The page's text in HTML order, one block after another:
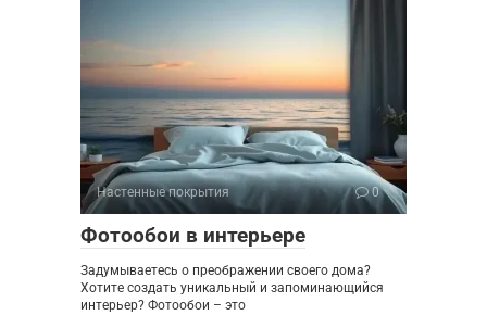
Настенные покрытия 0
Фотообои в интерьере
Задумываетесь о преображении своего дома?
Хотите создать уникальный и запоминающийся
интерьер? Фотообои – это